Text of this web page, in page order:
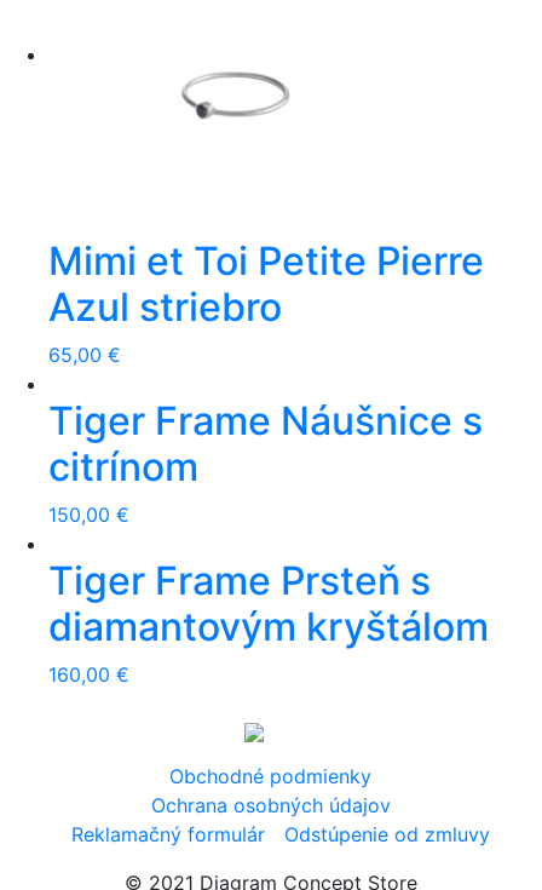
Mimi et Toi Petite Pierre
Azul striebro
65,00 €
Tiger Frame Náušnice s
citrínom
150,00 €
Tiger Frame Prsteň s
diamantovým kryštálom
160,00 €
Obchodné podmienky
Ochrana osobných údajov
Reklamačný formulár
Odstúpenie od zmluvy
© 2021 Diagram Concept Store